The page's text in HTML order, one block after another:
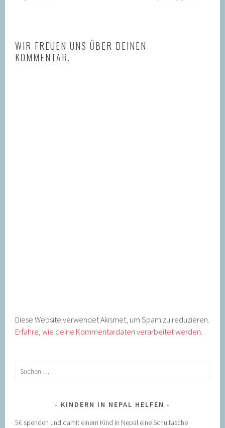
WIR FREUEN UNS ÜBER DEINEN
KOMMENTAR.
Diese Website verwendet Akismet, um Spam zu reduzieren.
Erfahre, wie deine Kommentardaten verarbeitet werden.
Suchen
KINDERN IN NEPAL HELFEN
5€ spenden und damit einem Kind in Nepal eine Schultasche